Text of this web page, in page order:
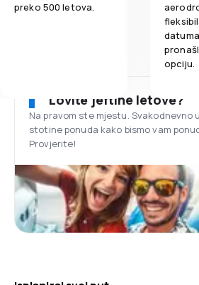
preko 500 letova.
opciju.
Lovite jeftine letove?
Na pravom ste mjestu. Svakodnevno
stotine ponuda kako bismo vam
Provjerite!